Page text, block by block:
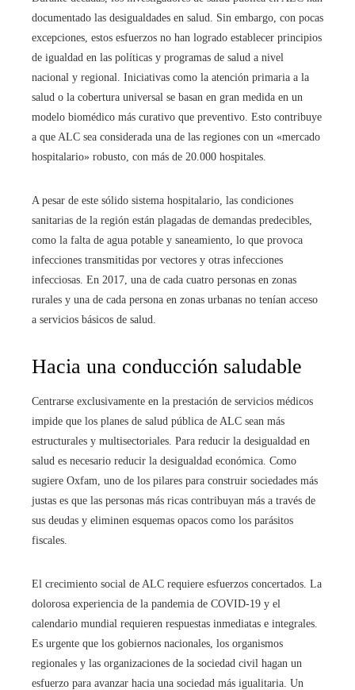
documentado las desigualdades en salud. Sin embargo, con pocas
excepciones, estos esfuerzos no han logrado establecer principios
de igualdad en las políticas y programas de salud a nivel
nacional y regional. Iniciativas como la atención primaria a la
salud o la cobertura universal se basan en gran medida en un
modelo biomédico más curativo que preventivo. Esto contribuye
a que ALC sea considerada una de las regiones con un «mercado
hospitalario» robusto, con más de 20.000 hospitales.
A pesar de este sólido sistema hospitalario, las condiciones
sanitarias de la región están plagadas de demandas predecibles,
como la falta de agua potable y saneamiento, lo que provoca
infecciones transmitidas por vectores y otras infecciones
infecciosas. En 2017, una de cada cuatro personas en zonas
rurales y una de cada persona en zonas urbanas no tenían acceso
a servicios básicos de salud.
Hacia una conducción saludable
Centrarse exclusivamente en la prestación de servicios médicos
impide que los planes de salud pública de ALC sean más
estructurales y multisectoriales. Para reducir la desigualdad en
salud es necesario reducir la desigualdad económica. Como
sugiere Oxfam, uno de los pilares para construir sociedades más
justas es que las personas más ricas contribuyan más a través de
sus deudas y eliminen esquemas opacos como los parásitos
fiscales.
El crecimiento social de ALC requiere esfuerzos concertados. La
dolorosa experiencia de la pandemia de COVID-19 y el
calendario mundial requieren respuestas inmediatas e integrales.
Es urgente que los gobiernos nacionales, los organismos
regionales y las organizaciones de la sociedad civil hagan un
esfuerzo para avanzar hacia una sociedad más igualitaria. Un